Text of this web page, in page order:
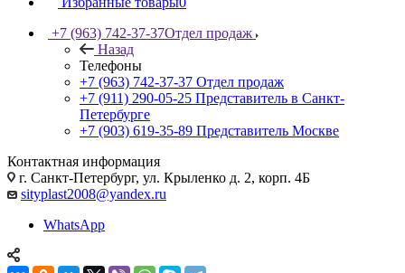
+7 (963) 742-37-37Отдел продаж
Назад
Телефоны
+7 (963) 742-37-37 Отдел продаж
+7 (911) 290-05-25 Представитель в Санкт-
Петербурге
+7 (903) 619-35-89 Представитель Москве
Контактная информация
г. Санкт-Петербург, ул. Крыленко д. 2, корп. 4Б
sityplast2008@yandex.ru
WhatsApp